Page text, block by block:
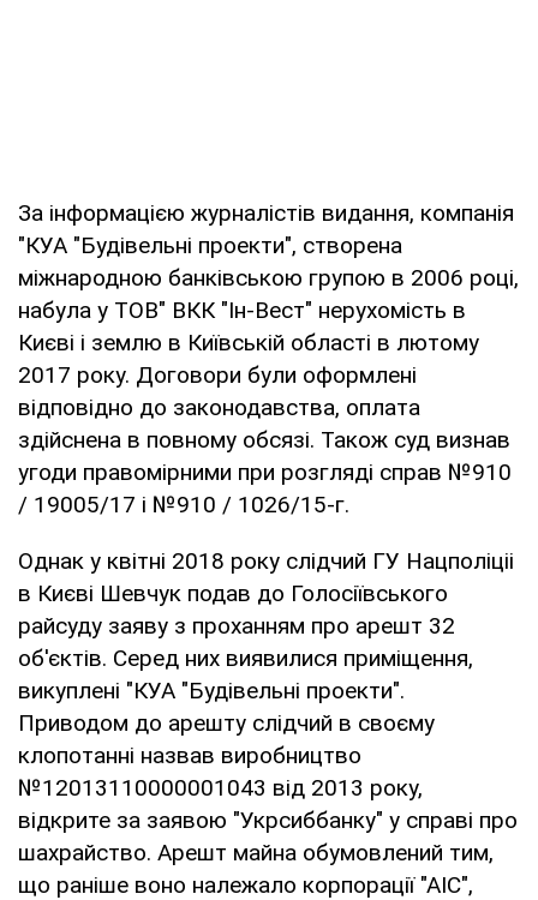
За інформацією журналістів видання, компанія
"КУА "Будівельні проекти", створена
міжнародною банківською групою в 2006 році,
набула у ТОВ" ВКК "Ін-Вест" нерухомість в
Києві і землю в Київській області в лютому
2017 року. Договори були оформлені
відповідно до законодавства, оплата
здійснена в повному обсязі. Також суд визнав
угоди правомірними при розгляді справ №910
/ 19005/17 і №910 / 1026/15-г.
Однак у квітні 2018 року слідчий ГУ Нацполіціі
в Києві Шевчук подав до Голосіївського
райсуду заяву з проханням про арешт 32
об'єктів. Серед них виявилися приміщення,
викуплені "КУА "Будівельні проекти".
Приводом до арешту слідчий в своєму
клопотанні назвав виробництво
№12013110000001043 від 2013 року,
відкрите за заявою "Укрсиббанку" у справі про
шахрайство. Арешт майна обумовлений тим,
що раніше воно належало корпорації "АІС",